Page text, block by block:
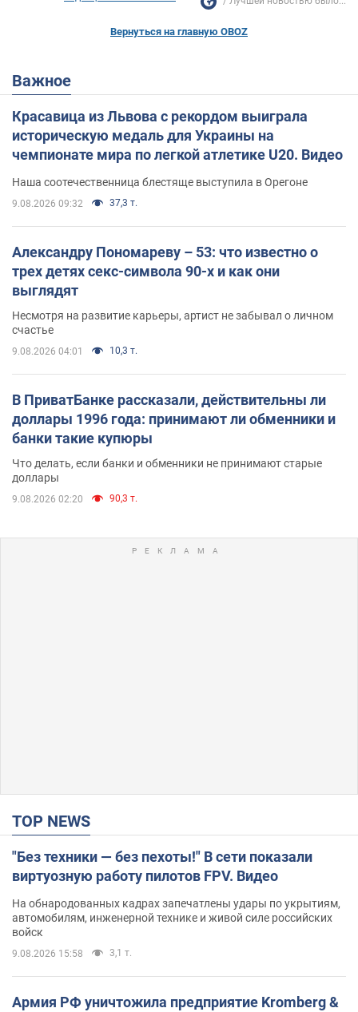
Вернуться на главную OBOZ
Важное
Красавица из Львова с рекордом выиграла
историческую медаль для Украины на
чемпионате мира по легкой атлетике U20. Видео
Наша соотечественница блестяще выступила в Орегоне
9.08.2026 09:32 37,3 т.
Александру Пономареву – 53: что известно о
трех детях секс-символа 90-х и как они
выглядят
Несмотря на развитие карьеры, артист не забывал о личном
счастье
9.08.2026 04:01 10,3 т.
В ПриватБанке рассказали, действительны ли
доллары 1996 года: принимают ли обменники и
банки такие купюры
Что делать, если банки и обменники не принимают старые
доллары
9.08.2026 02:20 90,3 т.
TOP NEWS
"Без техники — без пехоты!" В сети показали
виртуозную работу пилотов FPV. Видео
На обнародованных кадрах запечатлены удары по укрытиям,
автомобилям, инженерной технике и живой силе российских
войск
9.08.2026 15:58 3,1 т.
Армия РФ уничтожила предприятие Kromberg &